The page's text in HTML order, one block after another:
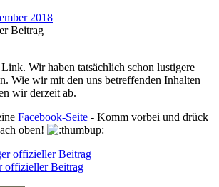
2018
Beitrag
Wir haben tatsächlich schon lustigere
Wie wir mit den uns betreffenden Inhalten
wir derzeit ab.
Facebook-Seite - Komm vorbei und drück
oben!
offizieller Beitrag
offizieller Beitrag